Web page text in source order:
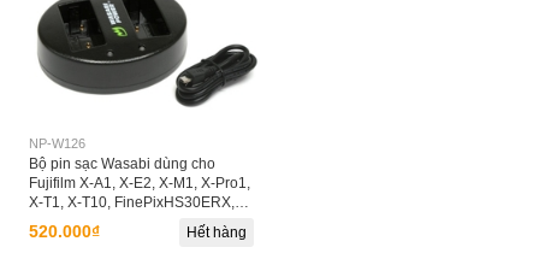
NP-W126
Bộ pin sạc Wasabi dùng cho
Fujifilm X-A1, X-E2, X-M1, X-Pro1,
X-T1, X-T10, FinePixHS30ERX,
HS33EXR, HS50EXR - NP-W126
520.000₫ Hết hàng